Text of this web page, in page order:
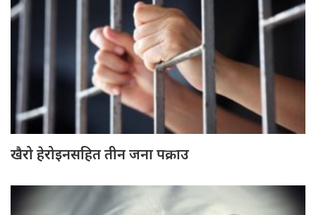
खैरो हेरोइनसहित तीन जना पक्राउ